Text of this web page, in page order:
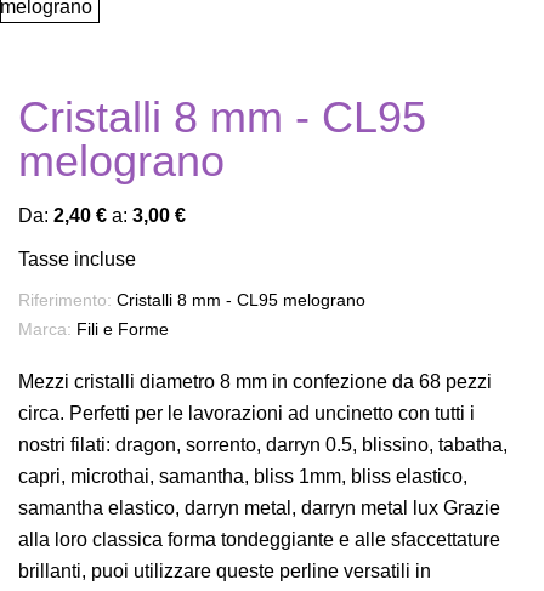
Cristalli 8 mm - CL95
melograno
Da: 2,40 € a: 3,00 €
Tasse incluse
Riferimento: Cristalli 8 mm - CL95 melograno
Marca: Fili e Forme
Mezzi cristalli diametro 8 mm in confezione da 68 pezzi
circa. Perfetti per le lavorazioni ad uncinetto con tutti i
nostri filati: dragon, sorrento, darryn 0.5, blissino, tabatha,
capri, microthai, samantha, bliss 1mm, bliss elastico,
samantha elastico, darryn metal, darryn metal lux Grazie
alla loro classica forma tondeggiante e alle sfaccettature
brillanti, puoi utilizzare queste perline versatili in